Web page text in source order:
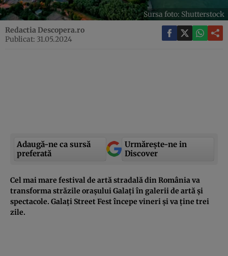
Sursa foto: Shutterstock
Redactia Descopera.ro
Publicat: 31.05.2024
Adaugă-ne ca sursă
preferată
Urmărește-ne in
Discover
Cel mai mare festival de artă stradală din România va
transforma străzile orașului Galați în galerii de artă și
spectacole. Galați Street Fest începe vineri și va ține trei
zile.